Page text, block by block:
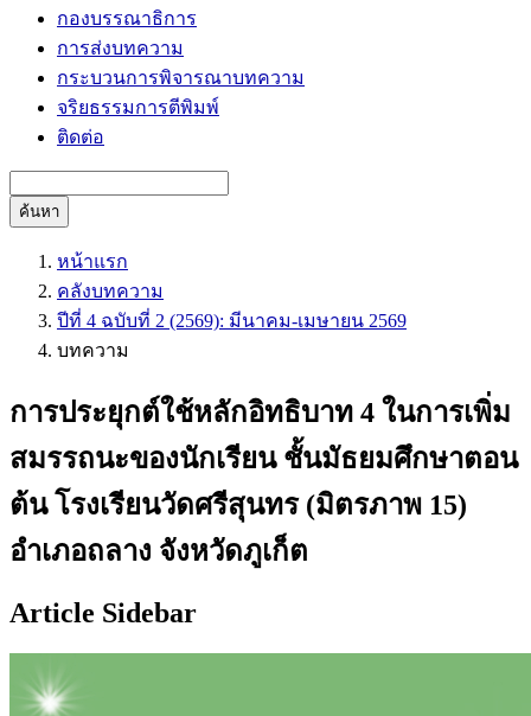
กองบรรณาธิการ
การส่งบทความ
กระบวนการพิจารณาบทความ
จริยธรรมการตีพิมพ์
ติดต่อ
ค้นหา
หน้าแรก
คลังบทความ
ปีที่ 4 ฉบับที่ 2 (2569): มีนาคม-เมษายน 2569
บทความ
การประยุกต์ใช้หลักอิทธิบาท 4 ในการเพิ่ม
สมรรถนะของนักเรียน ชั้นมัธยมศึกษาตอน
ต้น โรงเรียนวัดศรีสุนทร (มิตรภาพ 15)
อำเภอถลาง จังหวัดภูเก็ต
Article Sidebar